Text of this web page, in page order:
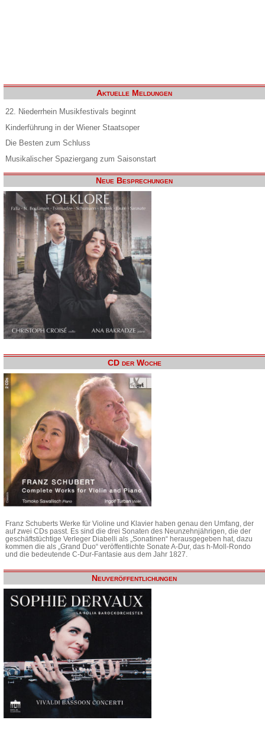
Aktuelle Meldungen
22. Niederrhein Musikfestivals beginnt
Kinderführung in der Wiener Staatsoper
Die Besten zum Schluss
Musikalischer Spaziergang zum Saisonstart
Neue Besprechungen
CD der Woche
Franz Schuberts Werke für Violine und Klavier haben genau den Umfang, der
auf zwei CDs passt. Es sind die drei Sonaten des Neunzehnjährigen, die der
geschäftstüchtige Verleger Diabelli als „Sonatinen“ herausgegeben hat, dazu
kommen die als „Grand Duo“ veröffentlichte Sonate A-Dur, das h-Moll-Rondo
und die bedeutende C-Dur-Fantasie aus dem Jahr 1827.
Neuveröffentlichungen